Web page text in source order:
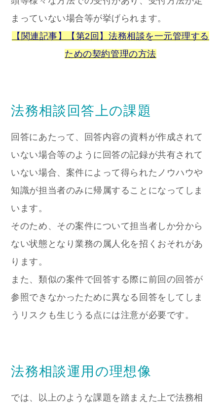
まっていない場合等が挙げられます。
【関連記事】【第2回】法務相談を一元管理する
ための契約管理の方法
法務相談回答上の課題
回答にあたって、回答内容の資料が作成されて
いない場合等のように回答の記録が共有されて
いない場合、案件によって得られたノウハウや
知識が担当者のみに帰属することになってしま
います。
そのため、その案件について担当者しか分から
ない状態となり業務の属人化を招くおそれがあ
ります。
また、類似の案件で回答する際に前回の回答が
参照できなかったために異なる回答をしてしま
うリスクも生じうる点には注意が必要です。
法務相談運用の理想像
では、以上のような課題を踏まえた上で法務相